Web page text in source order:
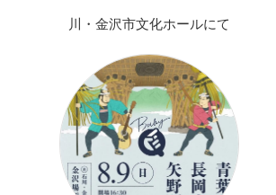
川・金沢市文化ホールにて